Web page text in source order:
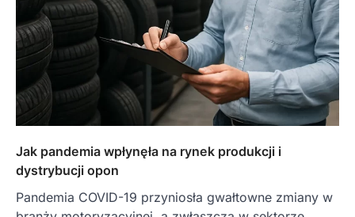
Jak pandemia wpłynęła na rynek produkcji i
dystrybucji opon
Pandemia COVID-19 przyniosła gwałtowne zmiany w